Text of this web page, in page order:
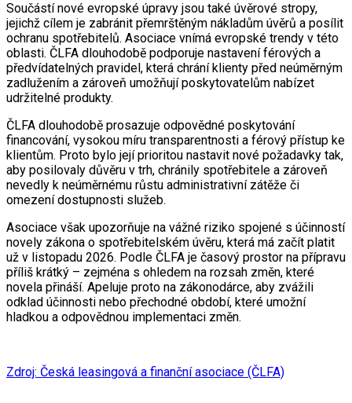
Součástí nové evropské úpravy jsou také úvěrové stropy,
jejichž cílem je zabránit přemrštěným nákladům úvěrů a posílit
ochranu spotřebitelů. Asociace vnímá evropské trendy v této
oblasti. ČLFA dlouhodobě podporuje nastavení férových a
předvídatelných pravidel, která chrání klienty před neúměrným
zadlužením a zároveň umožňují poskytovatelům nabízet
udržitelné produkty.
ČLFA dlouhodobě prosazuje odpovědné poskytování
financování, vysokou míru transparentnosti a férový přístup ke
klientům. Proto bylo její prioritou nastavit nové požadavky tak,
aby posilovaly důvěru v trh, chránily spotřebitele a zároveň
nevedly k neúměrnému růstu administrativní zátěže či
omezení dostupnosti služeb.
Asociace však upozorňuje na vážné riziko spojené s účinností
novely zákona o spotřebitelském úvěru, která má začít platit
už v listopadu 2026. Podle ČLFA je časový prostor na přípravu
příliš krátký – zejména s ohledem na rozsah změn, které
novela přináší. Apeluje proto na zákonodárce, aby zvážili
odklad účinnosti nebo přechodné období, které umožní
hladkou a odpovědnou implementaci změn.
Zdroj: Česká leasingová a finanční asociace (ČLFA)